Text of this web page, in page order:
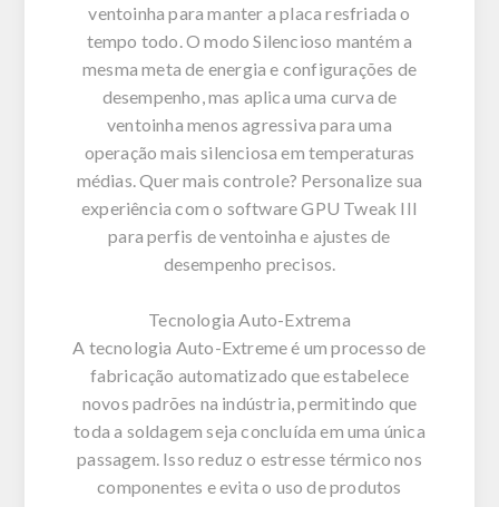
ventoinha para manter a placa resfriada o
tempo todo. O modo Silencioso mantém a
mesma meta de energia e configurações de
desempenho, mas aplica uma curva de
ventoinha menos agressiva para uma
operação mais silenciosa em temperaturas
médias. Quer mais controle? Personalize sua
experiência com o software GPU Tweak III
para perfis de ventoinha e ajustes de
desempenho precisos.
Tecnologia Auto-Extrema
A tecnologia Auto-Extreme é um processo de
fabricação automatizado que estabelece
novos padrões na indústria, permitindo que
toda a soldagem seja concluída em uma única
passagem. Isso reduz o estresse térmico nos
componentes e evita o uso de produtos